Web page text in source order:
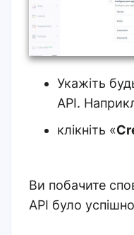
Укажіть
API.
клікніть «
Ви побачите
API було